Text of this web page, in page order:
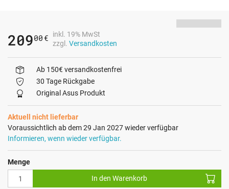
20900 €
inkl. 19% MwSt
zzgl. Versandkosten
Ab 150€ versandkostenfrei
30 Tage Rückgabe
Original Asus Produkt
Aktuell nicht lieferbar
Voraussichtlich ab dem 29 Jan 2027 wieder verfügbar
Informieren, wenn wieder verfügbar.
Menge
In den Warenkorb